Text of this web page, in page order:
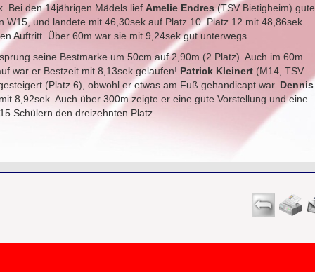
Bei den 14jährigen Mädels liefAmelie Endres(TSV Bietigheim) gute
und landete mit 46,30sek auf Platz 10. Platz 12 mit 48,86sek
Auftritt. Über 60m war sie mit 9,24sek gut unterwegs.
seine Bestmarke um 50cm auf 2,90m (2.Platz). Auch im 60m
war er Bestzeit mit 8,13sek gelaufen! Patrick Kleinert (M14, TSV
(Platz 6), obwohl er etwas am Fuß gehandicapt war. Dennis
8,92sek. Auch über 300m zeigte er eine gute Vorstellung und eine
Schülern den dreizehnten Platz.